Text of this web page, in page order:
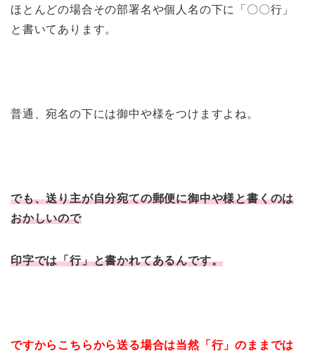
ほとんどの場合その部署名や個人名の下に「〇〇行」
と書いてあります。
普通、宛名の下には御中や様をつけますよね。
でも、送り主が自分宛ての郵便に御中や様と書くのは
おかしいので
印字では「行」と書かれてあるんです。
ですからこちらから送る場合は当然「行」のままでは